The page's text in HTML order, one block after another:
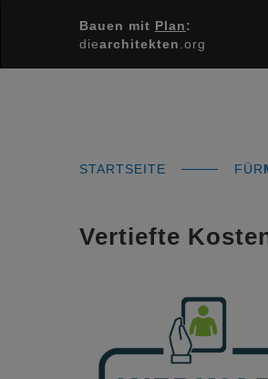
Bauen mit Plan:
diearchitekten .org
STARTSEITE FÜR
Vertiefte